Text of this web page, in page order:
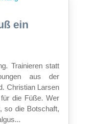
ein
Trainieren statt
aus der
Christian Larsen
die Füße. Wer
so die Botschaft,